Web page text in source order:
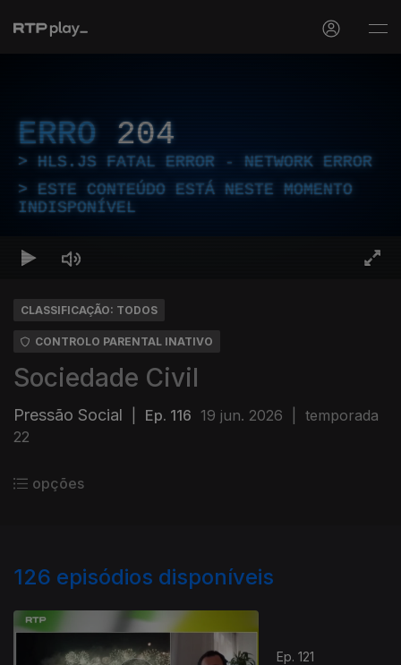
ERRO 204
HLS.JS FATAL ERROR - NETWORK ERROR
ESTE CONTEÚDO ESTÁ NESTE MOMENTO
INDISPONÍVEL
CLASSIFICAÇÃO: TODOS
CONTROLO PARENTAL INATIVO
Sociedade Civil
Pressão Social Ep. 116 19 jun. 2026
temporada
22
opções
126 episódios disponíveis
Ep. 121